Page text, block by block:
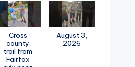
Cross
county
trail from
Fairfax
August 3,
2026